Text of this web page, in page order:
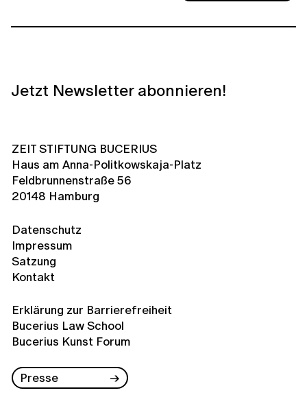
Jetzt Newsletter abonnieren!
ZEIT STIFTUNG BUCERIUS
Haus am Anna-Politkowskaja-Platz
Feldbrunnenstraße 56
20148 Hamburg
Datenschutz
Impressum
Satzung
Kontakt
Erklärung zur Barrierefreiheit
Bucerius Law School
Bucerius Kunst Forum
Presse